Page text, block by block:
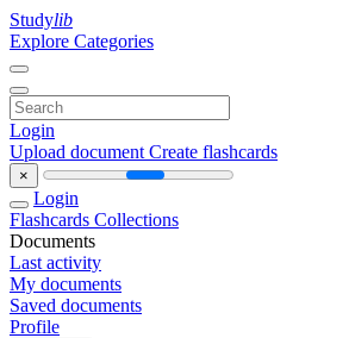
Studylib
Explore Categories
Login
Upload document Create flashcards
×
Login
Flashcards Collections
Documents
Last activity
My documents
Saved documents
Profile